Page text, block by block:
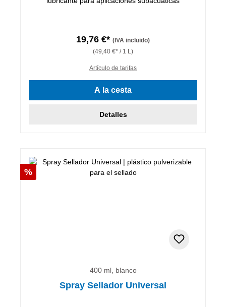
19,76 €* (IVA incluido)
(49,40 €* / 1 L)
Artículo de tarifas
A la cesta
Detalles
Descuento
%
400 ml, blanco
Spray Sellador Universal